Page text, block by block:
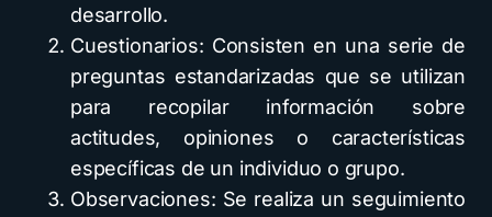
desarrollo.
Cuestionarios: Consisten en una serie de
preguntas estandarizadas que se utilizan
para recopilar información sobre
actitudes, opiniones o características
específicas de un individuo o grupo.
Observaciones: Se realiza un seguimiento